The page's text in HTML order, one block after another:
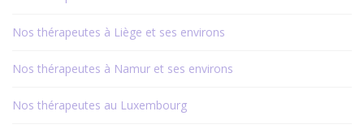
Nos thérapeutes à Liège et ses environs
Nos thérapeutes à Namur et ses environs
Nos thérapeutes au Luxembourg